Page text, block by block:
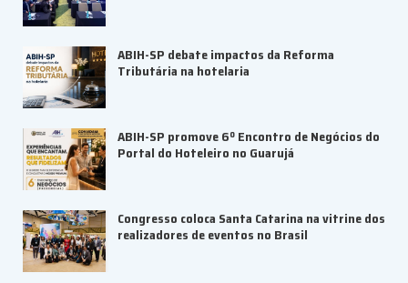
ABIH-SP debate impactos da Reforma
Tributária na hotelaria
ABIH-SP promove 6º Encontro de Negócios do
Portal do Hoteleiro no Guarujá
Congresso coloca Santa Catarina na vitrine dos
realizadores de eventos no Brasil